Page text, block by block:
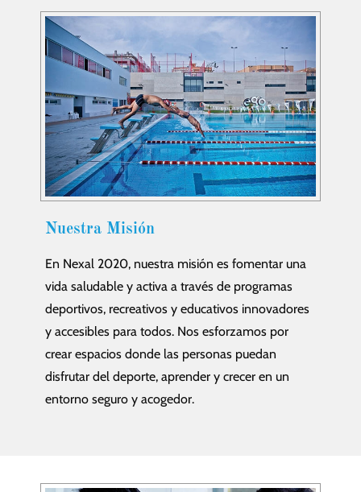
Nuestra Misión
En Nexal 2020, nuestra misión es fomentar una
vida saludable y activa a través de programas
deportivos, recreativos y educativos innovadores
y accesibles para todos. Nos esforzamos por
crear espacios donde las personas puedan
disfrutar del deporte, aprender y crecer en un
entorno seguro y acogedor.